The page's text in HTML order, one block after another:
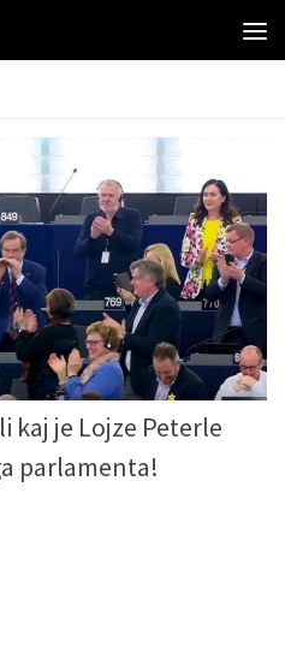
kaj je Lojze Peterle
parlamenta!